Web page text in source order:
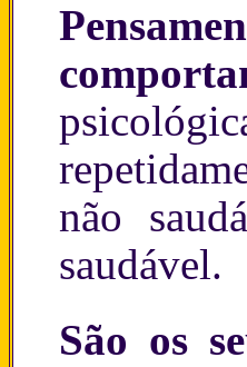
não
saudável.
São os